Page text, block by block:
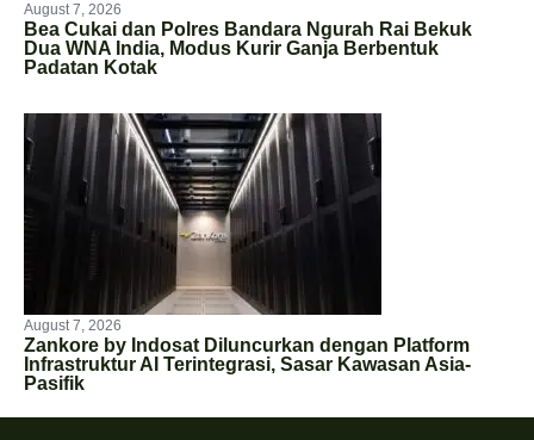
August 7, 2026
Bea Cukai dan Polres Bandara Ngurah Rai Bekuk
Dua WNA India, Modus Kurir Ganja Berbentuk
Padatan Kotak
August 7, 2026
Zankore by Indosat Diluncurkan dengan Platform
Infrastruktur AI Terintegrasi, Sasar Kawasan Asia-
Pasifik